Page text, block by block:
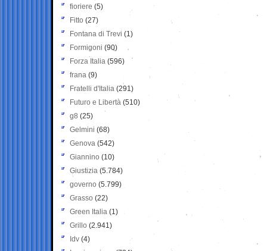
fioriere (5)
Fitto (27)
Fontana di Trevi (1)
Formigoni (90)
Forza Italia (596)
frana (9)
Fratelli d'Italia (291)
Futuro e Libertà (510)
g8 (25)
Gelmini (68)
Genova (542)
Giannino (10)
Giustizia (5.784)
governo (5.799)
Grasso (22)
Green Italia (1)
Grillo (2.941)
Idv (4)